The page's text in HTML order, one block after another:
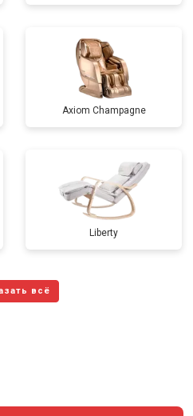
Axiom Champagne
Liberty